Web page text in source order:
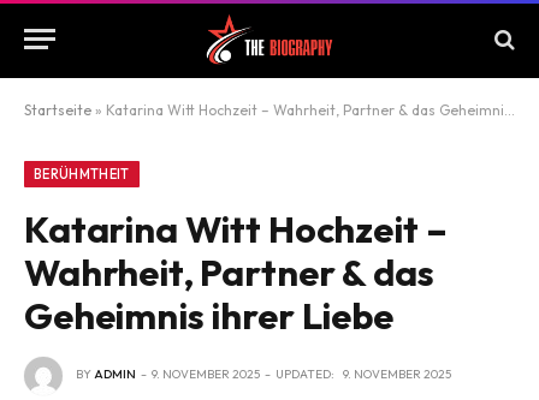
Startseite » Katarina Witt Hochzeit – Wahrheit, Partner & das Geheimnis ihrer Liebe
BERÜHMTHEIT
Katarina Witt Hochzeit –
Wahrheit, Partner & das
Geheimnis ihrer Liebe
BYADMIN 9. NOVEMBER 2025 UPDATED: 9. NOVEMBER 2025